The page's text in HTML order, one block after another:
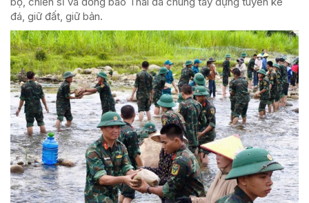
đá, giữ đất, giữ bản.